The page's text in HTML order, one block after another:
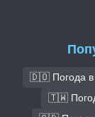
🇩🇴 Погода в
🇹🇼